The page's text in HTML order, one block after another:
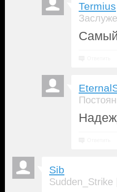
Termius
Sib
Sudden_Strike